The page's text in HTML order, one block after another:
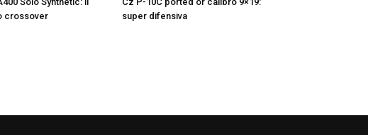
crossover
super difensiva